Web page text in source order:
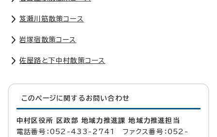
笈瀬川筋散策コース
岩塚宿散策コース
佐屋路と下中村散策コース
このページに関する お問い合わせ
中村区役所 区政部 地域力推進課 地域力推進担当
電話番号：052-433-2741 ファクス番号：052-